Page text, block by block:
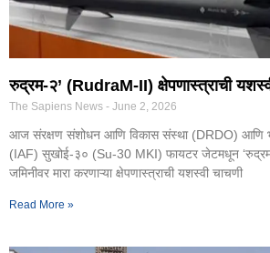
रुद्रम-२’ (RudraM-II) क्षेपणास्त्राची
The Sapiens News June 2, 2026
आज संरक्षण संशोधन आणि विकास संस्था (DRDO) आणि
(IAF) सुखोई-३० (Su-30 MKI) फायटर जेटमधून
जमिनीवर मारा करणाऱ्या क्षेपणास्त्राची यशस्वी चाचणी
Read More »